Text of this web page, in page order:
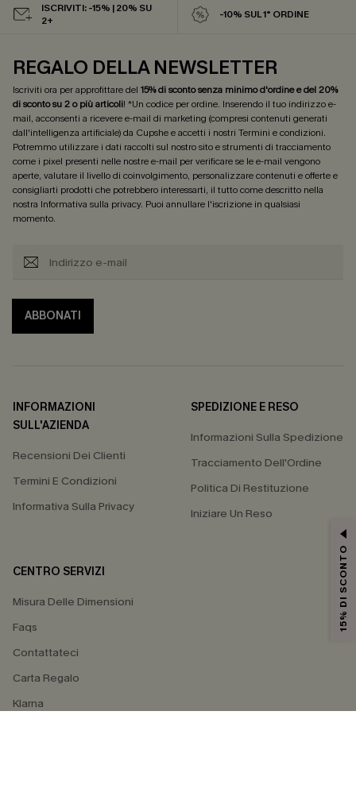
ISCRIVITI: -15% | 20% SU
2+
-10% SUL 1° ORDINE
REGALO DELLA NEWSLETTER
Iscriviti ora per approfittare del 15% di sconto senza minimo d'ordine e del 20%
di sconto su 2 o più articoli! *Un codice per ordine. Inserendo il tuo indirizzo e-
mail, acconsenti a ricevere e-mail di marketing (compresi contenuti generati
dall'intelligenza artificiale) da Cupshe e accetti i nostri Termini e condizioni.
Potremmo utilizzare i dati raccolti sul nostro sito e strumenti di tracciamento
come i pixel presenti nelle nostre e-mail per verificare se le e-mail vengono
aperte, valutare il livello di coinvolgimento, personalizzare contenuti e offerte e
consigliarti prodotti che potrebbero interessarti, il tutto come descritto nella
nostra Informativa sulla privacy. Puoi annullare l'iscrizione in qualsiasi
momento.
ABBONATI
INFORMAZIONI
SULL'AZIENDA
Recensioni Dei Clienti
Termini E Condizioni
Informativa Sulla Privacy
SPEDIZIONE E RESO
Informazioni Sulla Spedizione
Tracciamento Dell'Ordine
Politica Di Restituzione
Iniziare Un Reso
CENTRO SERVIZI
Misura Delle Dimensioni
Faqs
Contattateci
Carta Regalo
Klarna
15% DI SCONTO